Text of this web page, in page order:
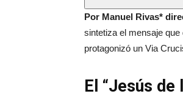
Por Manuel Rivas*
sintetiza el mensaje que
protagonizó un Via
El “Jesús de